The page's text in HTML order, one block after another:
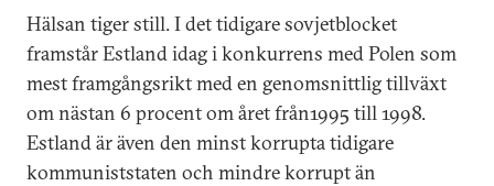
Hälsan tiger still. I det tidigare sovjetblocket
framstår Estland idag i konkurrens med Polen som
mest framgångsrikt med en genomsnittlig tillväxt
om nästan 6 procent om året från1995 till 1998.
Estland är även den minst korrupta tidigare
kommuniststaten och mindre korrupt än